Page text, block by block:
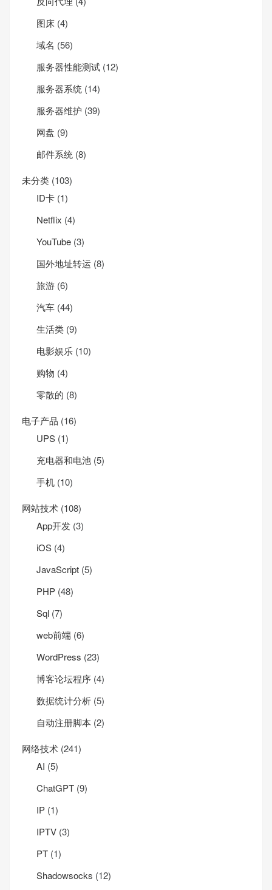
图床 (4)
域名 (56)
服务器性能测试 (12)
服务器系统 (14)
服务器维护 (39)
网盘 (9)
邮件系统 (8)
未分类 (103)
ID卡 (1)
Net­flix (4)
YouTube (3)
国外地址转运 (8)
旅游 (6)
汽车 (44)
生活类 (9)
电影娱乐 (10)
购物 (4)
零散的 (8)
电子产品 (16)
UPS (1)
充电器和电池 (5)
手机 (10)
网站技术 (108)
App开发 (3)
iOS (4)
JavaScript (5)
PHP (48)
Sql (7)
web前端 (6)
WordPress (23)
博客论坛程序 (4)
数据统计分析 (5)
自动注册脚本 (2)
网络技术 (241)
AI (5)
ChatGPT (9)
IP (1)
IPTV (3)
PT (1)
Shadowsocks (12)